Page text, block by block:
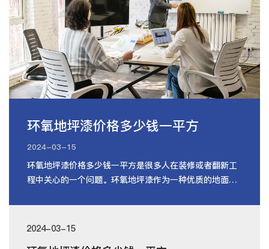
环氧地坪漆价格多少钱一平方
2024-03-15
环氧地坪漆价格多少钱一平方是很多人在装修或者翻新工
程中关心的一个问题。环氧地坪漆作为一种优质的地面涂
2024-03-15